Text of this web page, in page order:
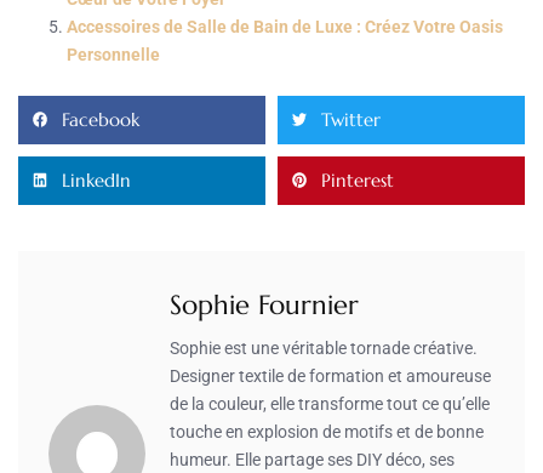
Accessoires de Salle de Bain de Luxe : Créez Votre Oasis
Personnelle
Facebook Twitter
LinkedIn Pinterest
Sophie Fournier
Sophie est une véritable tornade créative.
Designer textile de formation et amoureuse
de la couleur, elle transforme tout ce qu’elle
touche en explosion de motifs et de bonne
humeur. Elle partage ses DIY déco, ses